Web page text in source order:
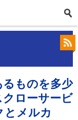
るものを多少
ローサービ
とメルカ